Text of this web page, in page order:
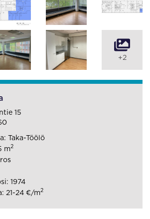
+2
15
Taka-Töölö
m2
1974
21-24 €/m2